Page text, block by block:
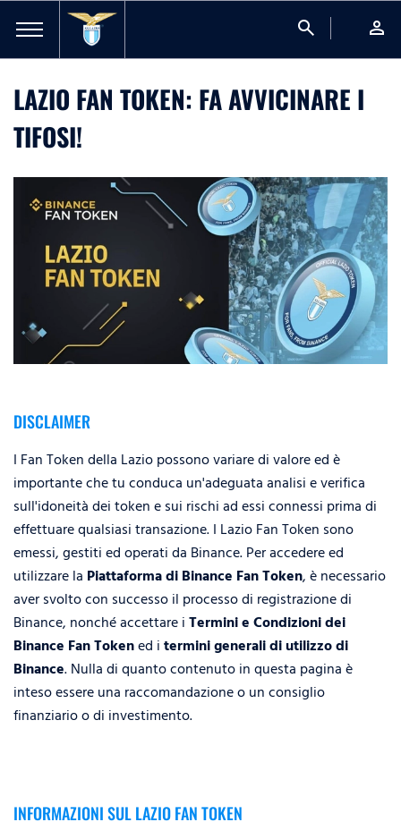
search person
LAZIO FAN TOKEN: FA AVVICINARE I
TIFOSI!
DISCLAIMER
I Fan Token della Lazio possono variare di valore ed è
importante che tu conduca un'adeguata analisi e verifica
sull'idoneità dei token e sui rischi ad essi connessi prima di
effettuare qualsiasi transazione. I Lazio Fan Token sono
emessi, gestiti ed operati da Binance. Per accedere ed
utilizzare la Piattaforma di Binance Fan Token, è necessario
aver svolto con successo il processo di registrazione di
Binance, nonché accettare iTermini e Condizioni dei
Binance Fan Tokened itermini generali di utilizzo di
Binance. Nulla di quanto contenuto in questa pagina è
inteso essere una raccomandazione o un consiglio
finanziario o di investimento.
INFORMAZIONI SUL LAZIO FAN TOKEN